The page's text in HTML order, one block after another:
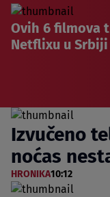
Ovih 6 filmova
Netflixu u Srbiji
Izvučeno
noćas
HRONIKA10:12